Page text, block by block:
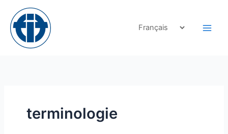
content
terminologie